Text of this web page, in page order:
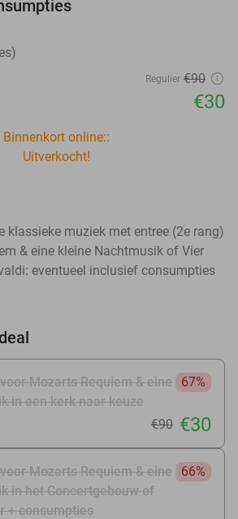
Regulier €90
€30
Binnenkort online::
Uitverkocht!
klassieke muziek met entree (2e rang)
& eine kleine Nachtmusik of Vier
eventueel inclusief consumpties
Mozarts Requiem & eine
in een kerk naar keuze
67%
€90 €30
Mozarts Requiem & eine
in het Concertgebouw of
+ consumpties
66%